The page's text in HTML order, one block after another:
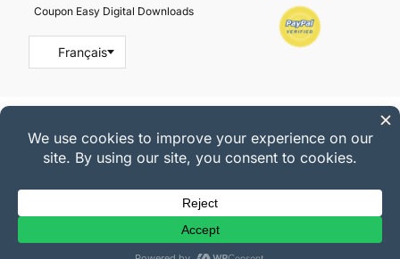
Coupon Easy Digital Downloads